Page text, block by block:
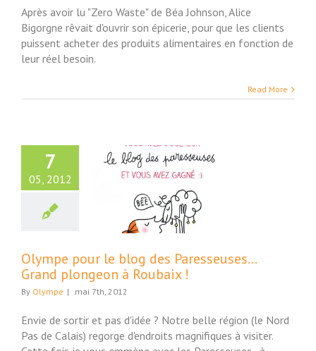
Après avoir lu "Zero Waste" de Béa Johnson, Alice
Bigorgne rêvait d'ouvrir son épicerie, pour que les clients
puissent acheter des produits alimentaires en fonction de
leur réel besoin.
Read More
7
05, 2012
pour le blog
plongeon à
Olympe pour le blog des Paresseuses…
Grand plongeon à Roubaix !
By Olympe | mai 7th, 2012
Envie de sortir et pas d'idée ? Notre belle région (le Nord
Pas de Calais) regorge d'endroits magnifiques à visiter.